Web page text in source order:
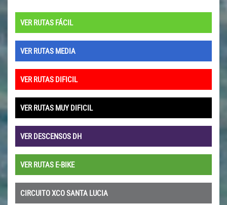
VER RUTAS FÁCIL
VER RUTAS MEDIA
VER RUTAS DIFICIL
VER RUTAS MUY DIFICIL
VER DESCENSOS DH
VER RUTAS E-BIKE
CIRCUITO XCO SANTA LUCIA